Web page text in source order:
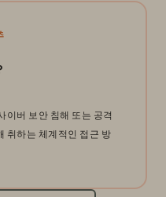
이버 보안 침해 또는 공격
취하는 체계적인 접근 방